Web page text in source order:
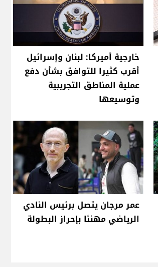
خارجية أميركا: لبنان وإسرائيل
أقرب كثيرا للتوافق بشأن دفع
عملية المناطق التجريبية
وتوسيعها
عمر مرجان يتصل برئيس النادي
الرياضي مهنئا بإحراز البطولة